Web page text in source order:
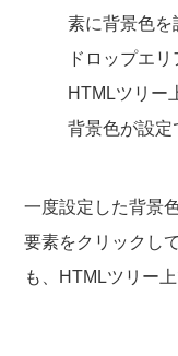
素に背景色を
ドロップエ
HTMLツリー
背景色が設定
一度設定した背景
要素をクリックし
も、HTMLツリー